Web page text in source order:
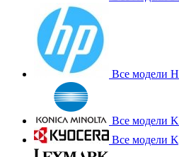
Все модели
Все модели
Все модели